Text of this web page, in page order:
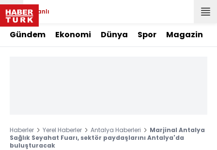
Canlı
Gündem Ekonomi Dünya Spor Magazin
Haberler Yerel Haberler Antalya Haberleri
Marjinal Antalya
Sağlık Seyahat Fuarı, sektör paydaşlarını Antalya'da
buluşturacak